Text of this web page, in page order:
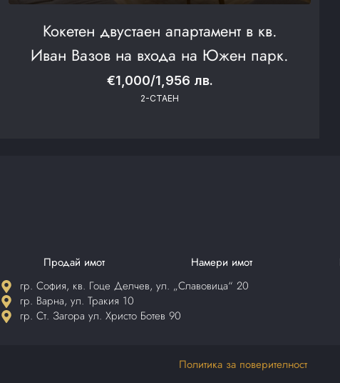
Кокетен двустаен апартамент в кв.
Иван Вазов на входа на Южен парк.
€1,000/1,956 лв.
2-СТАЕН
Продай имот Намери имот
гр. София, кв. Гоце Делчев, ул. „Славовица“ 20
гр. Варна, ул. Тракия 10
гр. Ст. Загора ул. Христо Ботев 90
Политика за поверителност